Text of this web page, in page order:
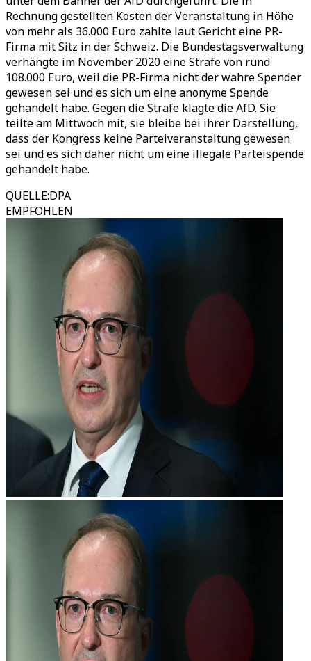
Rechnung gestellten Kosten der Veranstaltung in Höhe
von mehr als 36.000 Euro zahlte laut Gericht eine PR-
Firma mit Sitz in der Schweiz. Die Bundestagsverwaltung
verhängte im November 2020 eine Strafe von rund
108.000 Euro, weil die PR-Firma nicht der wahre Spender
gewesen sei und es sich um eine anonyme Spende
gehandelt habe. Gegen die Strafe klagte die AfD. Sie
teilte am Mittwoch mit, sie bleibe bei ihrer Darstellung,
dass der Kongress keine Parteiveranstaltung gewesen
sei und es sich daher nicht um eine illegale Parteispende
gehandelt habe.
QUELLE:DPA
EMPFOHLEN